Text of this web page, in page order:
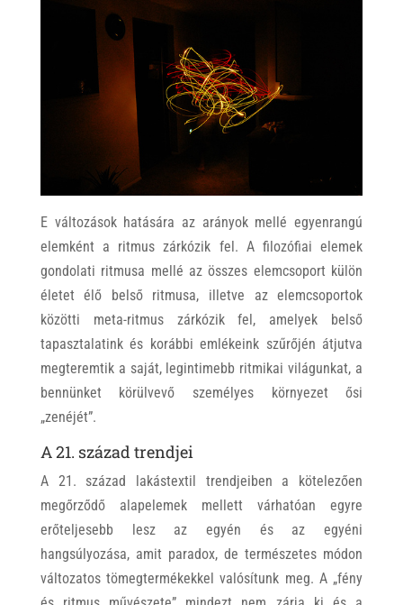
E változások hatására az arányok mellé egyenrangú
elemként a ritmus zárkózik fel. A filozófiai elemek
gondolati ritmusa mellé az összes elemcsoport külön
életet élő belső ritmusa, illetve az elemcsoportok
közötti meta-ritmus zárkózik fel, amelyek belső
tapasztalatink és korábbi emlékeink szűrőjén átjutva
megteremtik a saját, legintimebb ritmikai világunkat, a
bennünket körülvevő személyes környezet ősi
„zenéjét”.
A 21. század trendjei
A 21. század lakástextil trendjeiben a kötelezően
megőrződő alapelemek mellett várhatóan egyre
erőteljesebb lesz az egyén és az egyéni
hangsúlyozása, amit paradox, de természetes módon
változatos tömegtermékekkel valósítunk meg. A „fény